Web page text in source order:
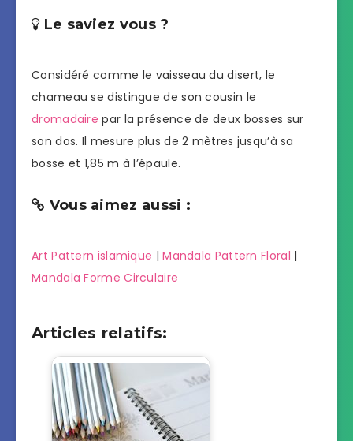
Le saviez vous ?
Considéré comme le vaisseau du disert, le
chameau se distingue de son cousin le
dromadaire par la présence de deux bosses sur
son dos. Il mesure plus de 2 mètres jusqu’à sa
bosse et 1,85 m à l’épaule.
Vous aimez aussi :
Art Pattern islamique |Mandala Pattern Floral |
Mandala Forme Circulaire
Articles relatifs: